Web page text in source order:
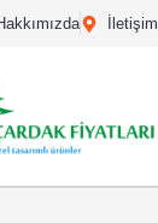
İletişim